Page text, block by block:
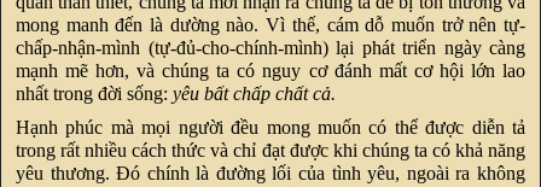
mong manh đến là dường nào. Vì thế, cám dỗ muốn trở nên tự-
chấp-nhận-mình (tự-đủ-cho-chính-mình) lại phát triển ngày càng
mạnh mẽ hơn, và chúng ta có nguy cơ đánh mất cơ hội lớn lao
nhất trong đời sống: yêu bất chấp chất cả.
Hạnh phúc mà mọi người đều mong muốn có thể được diễn tả
trong rất nhiều cách thức và chỉ đạt được khi chúng ta có khả năng
yêu thương. Đó chính là đường lối của tình yêu, ngoài ra không